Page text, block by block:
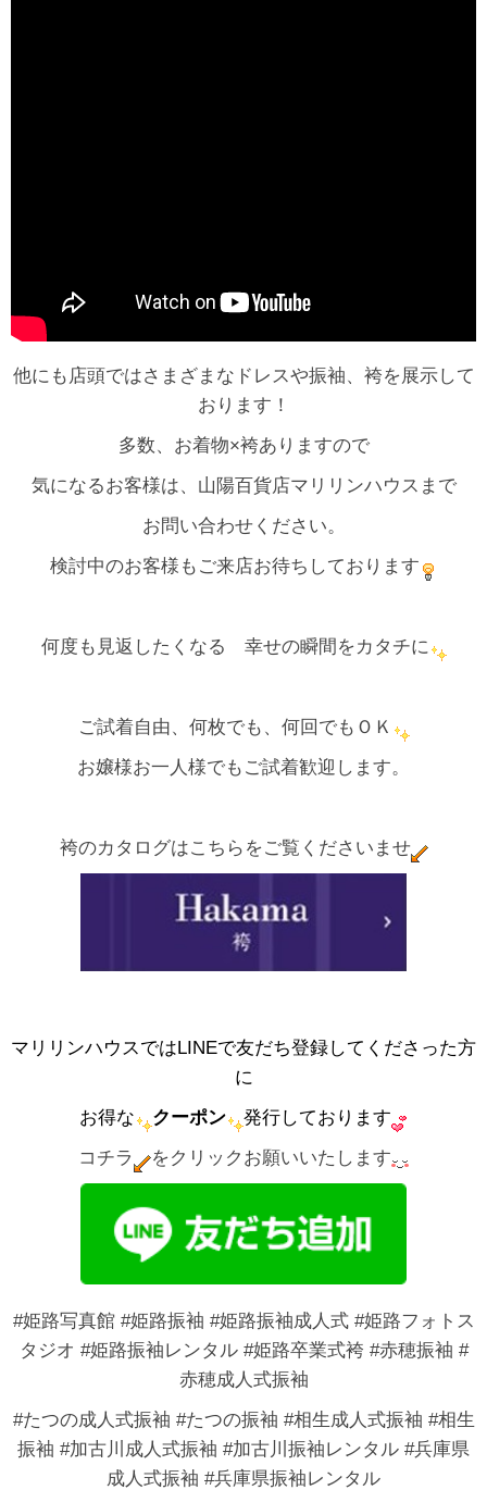
他にも店頭ではさまざまなドレスや振袖、袴を展示して
おります！
多数、お着物×袴ありますので
気になるお客様は、山陽百貨店マリリンハウスまで
お問い合わせください。
検討中のお客様もご来店お待ちしております
何度も見返したくなる 幸せの瞬間をカタチに
ご試着自由、何枚でも、何回でもＯＫ
お嬢様お一人様でもご試着歓迎します。
袴のカタログはこちらをご覧くださいませ
マリリンハウスではLINEで友だち登録してくださった方
に
お得な
クーポン
発行しております
コチラ
をクリックお願いいたします
#姫路写真館 #姫路振袖 #姫路振袖成人式 #姫路フォトス
タジオ #姫路振袖レンタル #姫路卒業式袴 #赤穂振袖 #
赤穂成人式振袖
#たつの成人式振袖 #たつの振袖 #相生成人式振袖 #相生
振袖 #加古川成人式振袖 #加古川振袖レンタル #兵庫県
成人式振袖 #兵庫県振袖レンタル